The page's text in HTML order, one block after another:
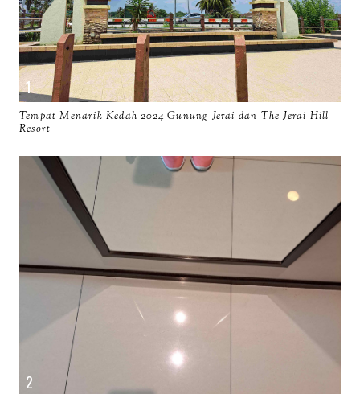
Tempat Menarik Kedah 2024 Gunung Jerai dan The Jerai Hill
Resort